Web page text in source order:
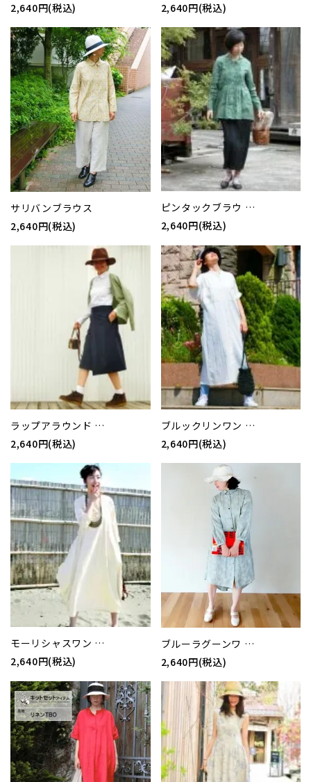
2,640円(税込)
2,640円(税込)
サリバンブラウス
2,640円(税込)
ピンタックブラウ …
2,640円(税込)
ラップアラウンド …
2,640円(税込)
ブルックリンワン …
2,640円(税込)
モーリシャスワン …
2,640円(税込)
ブルーラグーンワ …
2,640円(税込)